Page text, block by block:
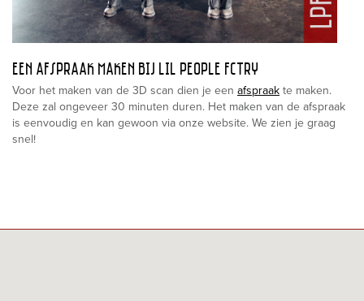
EEN AFSPRAAK MAKEN BIJ LIL PEOPLE FCTRY
Voor het maken van de 3D scan dien je een afspraak te maken.
Deze zal ongeveer 30 minuten duren. Het maken van de afspraak
is eenvoudig en kan gewoon via onze website. We zien je graag
snel!